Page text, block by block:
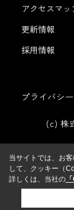
アクセスマッ
更新情報
採用情報
プライバシ
(c) 株
当サイトでは、お
して、クッキー（
詳しくは、当社の